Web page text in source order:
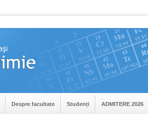
Despre facultate Studenți ADMITERE 2026